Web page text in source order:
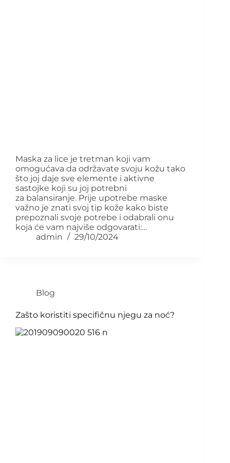
Maska za lice je tretman koji vam
omogućava da održavate svoju kožu tako
što joj daje sve elemente i aktivne
sastojke koji su joj potrebni
za balansiranje. Prije upotrebe maske
važno je znati svoj tip kože kako biste
prepoznali svoje potrebe i odabrali onu
koja će vam najviše odgovarati:…
admin
29/10/2024
Blog
Zašto koristiti specifičnu njegu za noć?